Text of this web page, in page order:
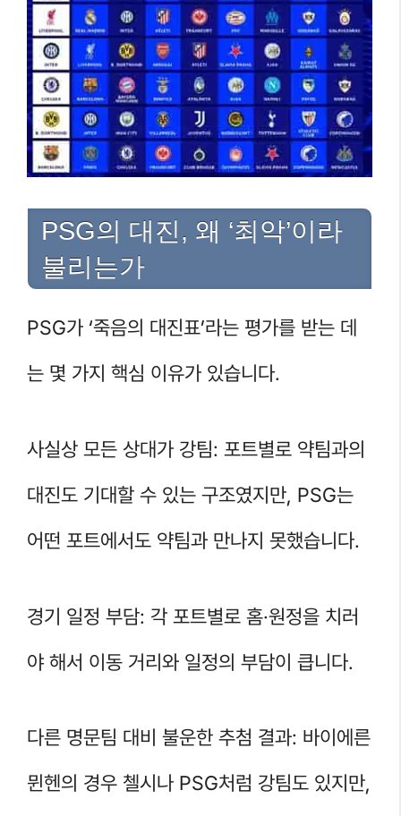
PSG의 대진, 왜 ‘최악’이라
불리는가
PSG가 ‘죽음의 대진표’라는 평가를 받는 데
는 몇 가지 핵심 이유가 있습니다.
사실상 모든 상대가 강팀: 포트별로 약팀과의
대진도 기대할 수 있는 구조였지만, PSG는
어떤 포트에서도 약팀과 만나지 못했습니다.
경기 일정 부담: 각 포트별로 홈·원정을 치러
야 해서 이동 거리와 일정의 부담이 큽니다.
다른 명문팀 대비 불운한 추첨 결과: 바이에른
뮌헨의 경우 첼시나 PSG처럼 강팀도 있지만,